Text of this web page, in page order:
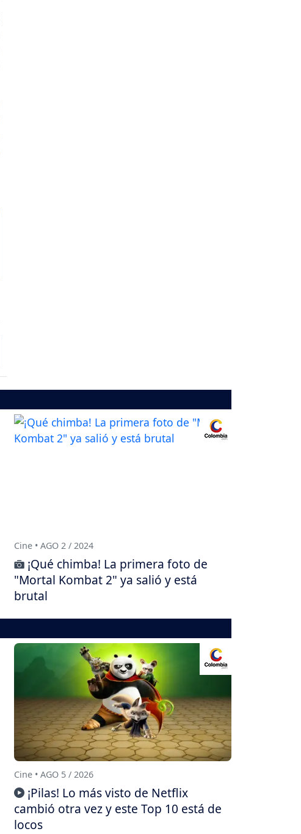
Cine • AGO 2 / 2024
¡Qué chimba! La primera foto de
"Mortal Kombat 2" ya salió y está
brutal
Cine • AGO 5 / 2026
¡Pilas! Lo más visto de Netflix
cambió otra vez y este Top 10 está de
locos